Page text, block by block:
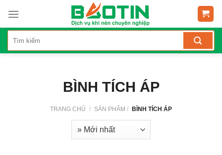
content
BÌNH TÍCH ÁP
TRANG CHỦ / SẢN PHẨM / BÌNH TÍCH ÁP